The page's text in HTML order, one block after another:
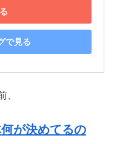
で見る
、
が決めてるの